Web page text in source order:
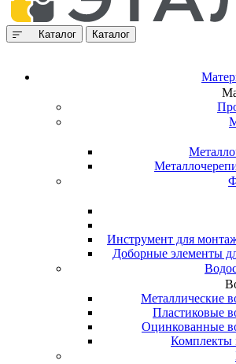
Каталог Каталог
Инструмент для
Доборные элементы
Металлические
Пластиковые
Оцинкованные
Комплекты